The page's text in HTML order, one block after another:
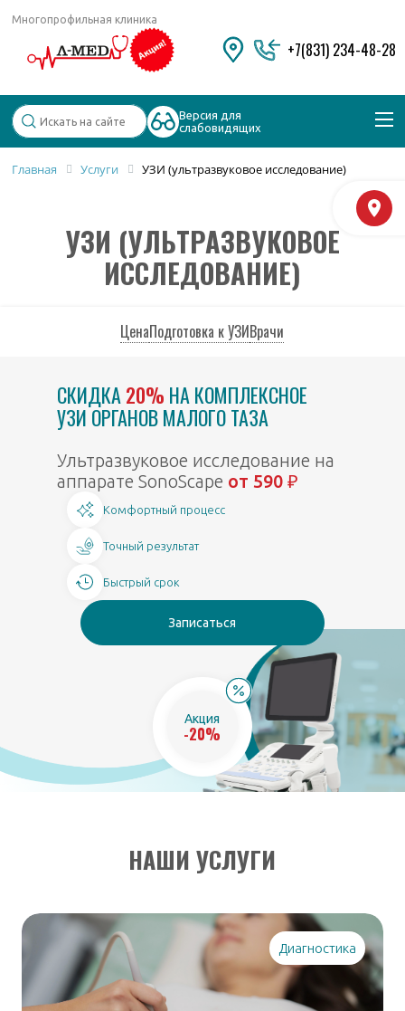
Многопрофильная клиника
Версия для
слабовидящих
+7(831) 234-48-28
Дерматолог
Косметология
Удаление бородавок
Главная Услуги УЗИ (ультразвуковое исследование)
УЗИ (УЛЬТРАЗВУКОВОЕ
ИССЛЕДОВАНИЕ)
ЦенаПодготовка к УЗИВрачи
СКИДКА 20% НА КОМПЛЕКСНОЕ
УЗИ ОРГАНОВ МАЛОГО ТАЗА
Ультразвуковое исследование на
аппарате SonoScape от 590 ₽
Комфортный процесс
Точный результат
Быстрый срок
Записаться
Акция
-20%
НАШИ УСЛУГИ
Диагностика